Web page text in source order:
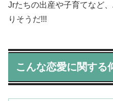
Jrたちの出産や子育てなど
りそうだ!!!
こんな恋愛に関する